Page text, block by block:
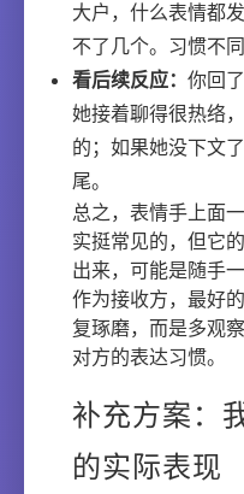
大户，什么表情都
不了几个。习惯不
看后续反应： 你回
她接着聊得很热络
的；如果她没下文
尾。
总之，表情手上面
实挺常见的，但它
出来，可能是随手
作为接收方，最好
复琢磨，而是多观
对方的表达习惯。
补充方案：
的实际表现